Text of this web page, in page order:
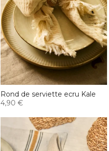
Rond de serviette ecru Kale
4,90 €